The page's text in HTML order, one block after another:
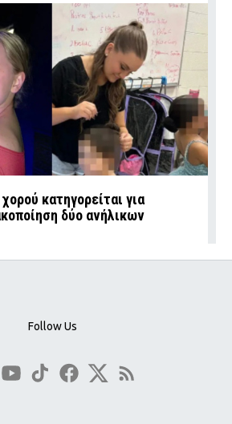
κατηγορείται για
δύο ανήλικων
Follow Us